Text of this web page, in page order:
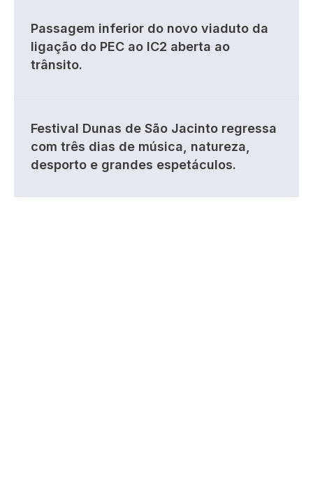
Passagem inferior do novo viaduto da
ligação do PEC ao IC2 aberta ao
trânsito.
Festival Dunas de São Jacinto regressa
com três dias de música, natureza,
desporto e grandes espetáculos.